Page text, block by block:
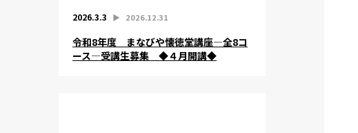
2026.3.3 ▶︎ 2026.12.31
令和8年度 まなびや懐徳堂講座―全8コ
ース―受講生募集 ◆４月開講◆